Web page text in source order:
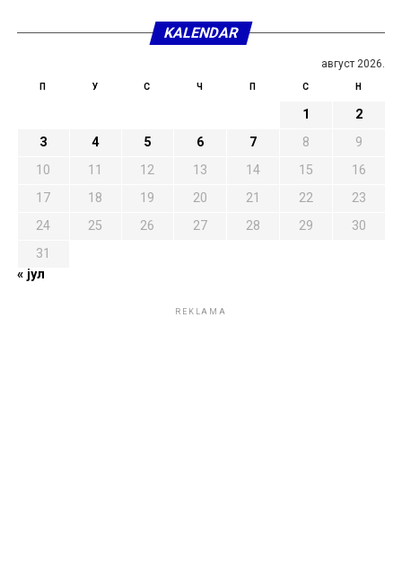
KALENDAR
август 2026.
П У С Ч П С Н
1
2
3
4 5 6 7 8
9
10
11 12 13 14 15
16
17
18 19 20 21 22
23
24
25 26 27 28 29
30
31
« јул
REKLAMA